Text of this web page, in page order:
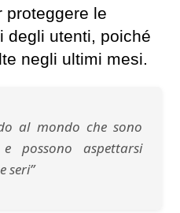
proteggere le
degli utenti, poiché
negli ultimi mesi.
al mondo che sono
possono aspettarsi
seri”